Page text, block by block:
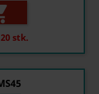
20 stk.